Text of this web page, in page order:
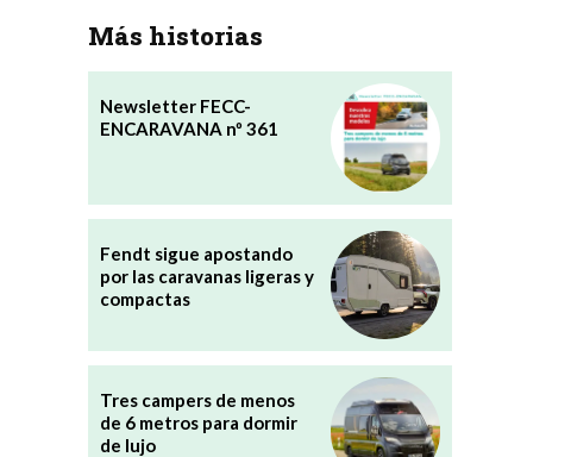
Más historias
Newsletter FECC-
ENCARAVANA nº 361
Fendt sigue apostando
por las caravanas ligeras y
compactas
Tres campers de menos
de 6 metros para dormir
de lujo